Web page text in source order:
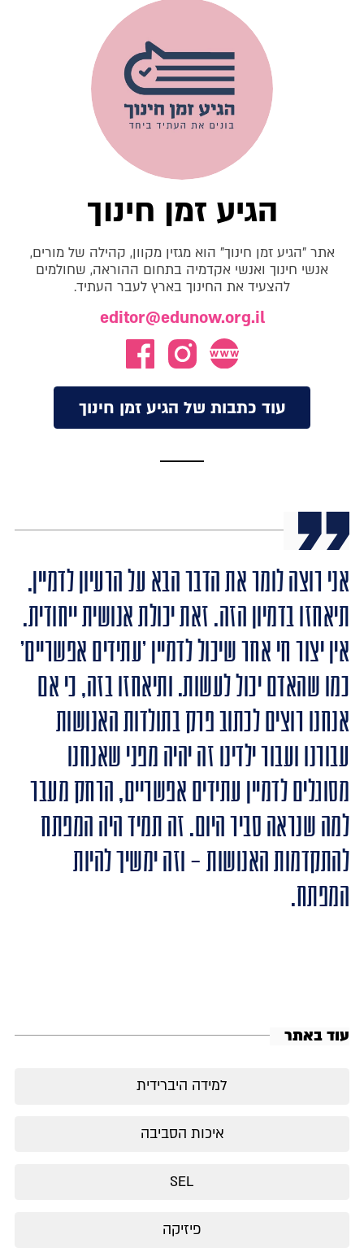
הגיע זמן חינוך
אתר "הגיע זמן חינוך" הוא מגזין מקוון, קהילה של מורים,
אנשי חינוך ואנשי אקדמיה בתחום ההוראה, שחולמים
להצעיד את החינוך בארץ לעבר העתיד.
editor@edunow.org.il
עוד כתבות של הגיע זמן חינוך
אני רוצה לומר את הדבר הבא על הרעיון לדמיין.
תיאחזו בדמיון הזה. זאת יכולת אנושית ייחודית.
אין יצור חי אחר שיכול לדמיין 'עתידים אפשריים'
כמו שהאדם יכול לעשות. ותיאחזו בזה, כי אם
אנחנו רוצים לכתוב פרק בתולדות האנושות
עבורנו ועבור ילדינו זה יהיה מפני שאנחנו
מסוגלים לדמיין עתידים אפשריים, הרחק מעבר
למה שנראה סביר היום. זה תמיד היה המפתח
להתקדמות האנושות – וזה ימשיך להיות
המפתח.
עוד באתר
למידה היברידית
איכות הסביבה
SEL
פיזיקה